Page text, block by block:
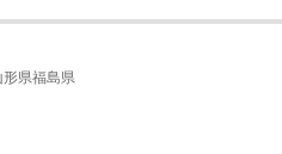
形県福島県